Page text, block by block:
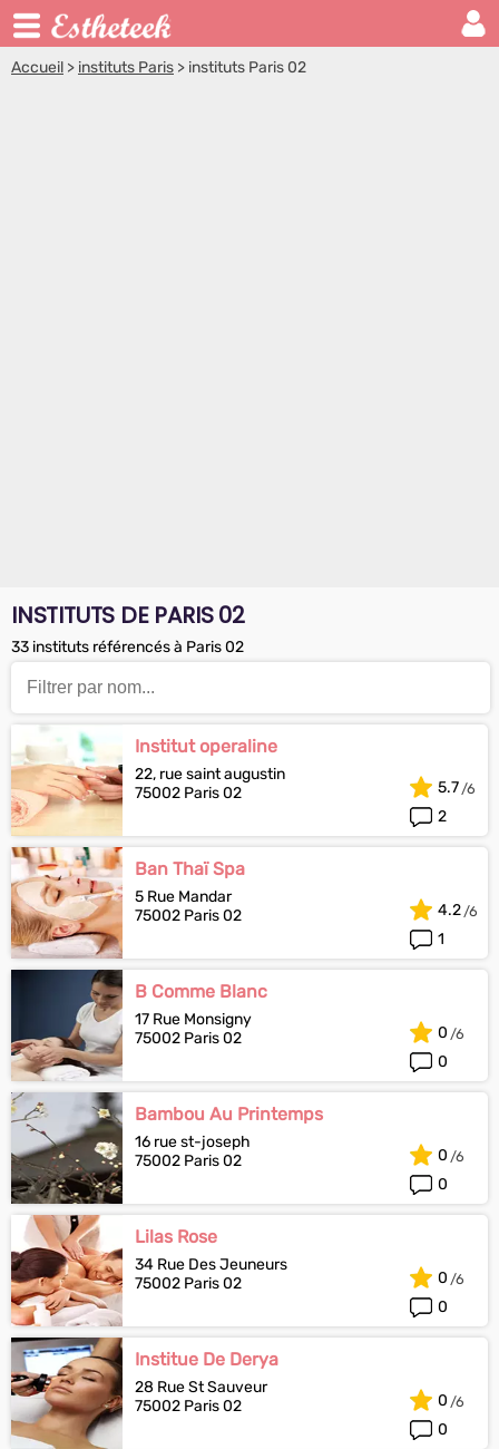
Accueil > instituts Paris > instituts Paris 02
INSTITUTS DE PARIS 02
33 instituts référencés à Paris 02
Institut operaline
22, rue saint augustin
75002 Paris 02
2
5.7
Ban Thaï Spa
5 Rue Mandar
75002 Paris 02
1
4.2
B Comme Blanc
17 Rue Monsigny
75002 Paris 02
0
0
Bambou Au Printemps
16 rue st-joseph
75002 Paris 02
0
0
Lilas Rose
34 Rue Des Jeuneurs
75002 Paris 02
0
0
Institue De Derya
28 Rue St Sauveur
75002 Paris 02
0
0